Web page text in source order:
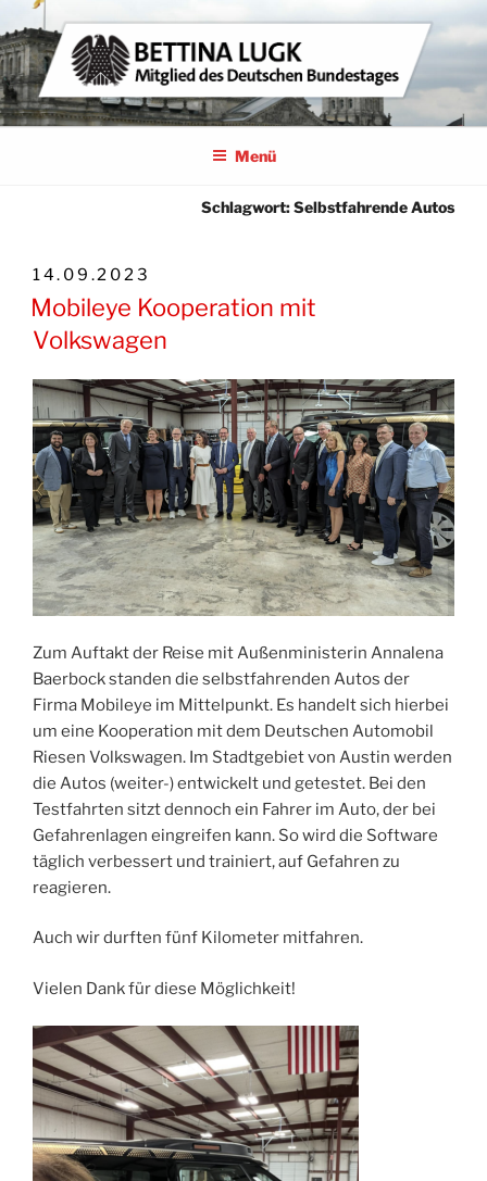
Zum
Inhalt
springen
BETTINA LUGK
MITGLIED DES DEUTSCHEN BUNDESTAGES
Menü
Schlagwort:Selbstfahrende Autos
VERÖFFENTLICHT
AM
14.09.2023
Mobileye Kooperation mit
Volkswagen
Zum Auftakt der Reise mit Außenministerin Annalena
Baerbock standen die selbstfahrenden Autos der
Firma Mobileye im Mittelpunkt. Es handelt sich hierbei
um eine Kooperation mit dem Deutschen Automobil
Riesen Volkswagen. Im Stadtgebiet von Austin werden
die Autos (weiter-) entwickelt und getestet. Bei den
Testfahrten sitzt dennoch ein Fahrer im Auto, der bei
Gefahrenlagen eingreifen kann. So wird die Software
täglich verbessert und trainiert, auf Gefahren zu
reagieren.
Auch wir durften fünf Kilometer mitfahren.
Vielen Dank für diese Möglichkeit!